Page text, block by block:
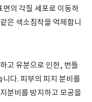
면의 각질 세포로 이동하
은 색소침착을 억제합니
고 유분으로 인한, 번들
다. 피부의 피지 분비를
분비를 방지하고 모공을